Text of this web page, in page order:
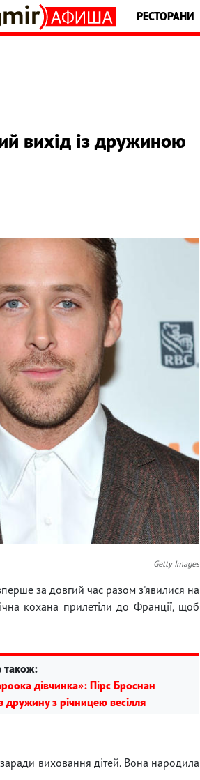
РЕСТОРАНИ
вихід із дружиною
Getty Images
за довгий час разом з'явилися на
кохана прилетіли до Франції, щоб
також:
дівчинка»: Пірс Броснан
дружину з річницею весілля
виховання дітей. Вона народила